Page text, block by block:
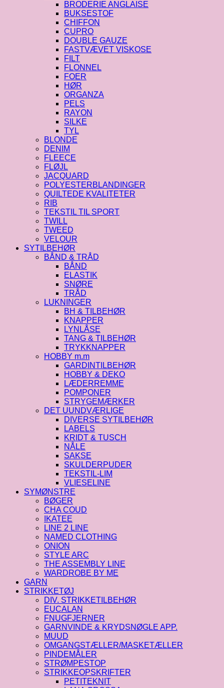
BRODERIE ANGLAISE
BUKSESTOF
CHIFFON
CUPRO
DOUBLE GAUZE
FASTVÆVET VISKOSE
FILT
FLONNEL
FOER
HØR
ORGANZA
PELS
RAYON
SILKE
TYL
BLONDE
DENIM
FLEECE
FLØJL
JACQUARD
POLYESTERBLANDINGER
QUILTEDE KVALITETER
RIB
TEKSTIL TIL SPORT
TWILL
TWEED
VELOUR
SYTILBEHØR
BÅND & TRÅD
BÅND
ELASTIK
SNØRE
TRÅD
LUKNINGER
BH & TILBEHØR
KNAPPER
LYNLÅSE
TANG & TILBEHØR
TRYKKNAPPER
HOBBY m.m
GARDINTILBEHØR
HOBBY & DEKO
LÆDERREMME
POMPONER
STRYGEMÆRKER
DET UUNDVÆRLIGE
DIVERSE SYTILBEHØR
LABELS
KRIDT & TUSCH
NÅLE
SAKSE
SKULDERPUDER
TEKSTIL-LIM
VLIESELINE
SYMØNSTRE
BØGER
CHA COUD
IKATEE
LINE 2 LINE
NAMED CLOTHING
ONION
STYLE ARC
THE ASSEMBLY LINE
WARDROBE BY ME
GARN
STRIKKETØJ
DIV. STRIKKETILBEHØR
EUCALAN
FNUGFJERNER
GARNVINDE & KRYDSNØGLE APP.
MUUD
OMGANGSTÆLLER/MASKETÆLLER
PINDEMÅLER
STRØMPESTOP
STRIKKEOPSKRIFTER
PETITEKNIT